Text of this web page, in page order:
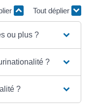
Tout déplier
ou plus ?
?
?